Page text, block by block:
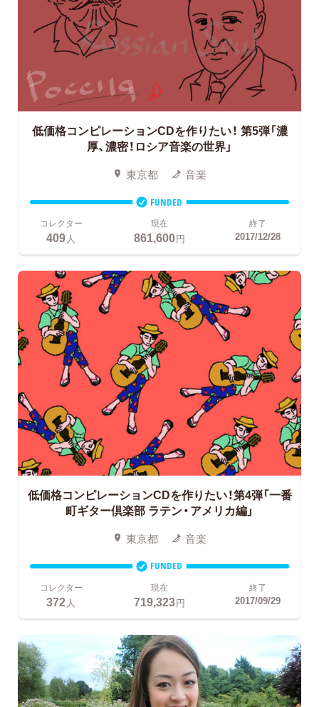
低価格コンピレーションCDを作りたい！ 第5弾「濃
厚、濃密！ロシア音楽の世界」
東京都 音楽
FUNDED
コレクター
409人
現在
861,600円
終了
2017/12/28
低価格コンピレーションCDを作りたい！第4弾「一番
町ギター倶楽部 ラテン・アメリカ編」
東京都 音楽
FUNDED
コレクター
372 人
現在
719,323円
終了
2017/09/29